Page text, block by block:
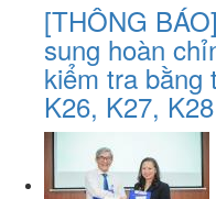
[THÔNG
sung hoàn
kiểm tra bằng
K26, K27, K28